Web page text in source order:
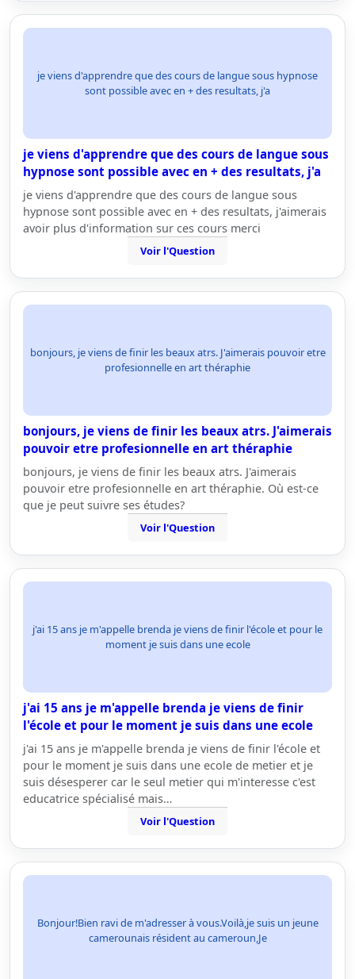
je viens d'apprendre que des cours de langue sous hypnose
sont possible avec en + des resultats, j'a
je viens d'apprendre que des cours de langue sous
hypnose sont possible avec en + des resultats, j'a
je viens d'apprendre que des cours de langue sous
hypnose sont possible avec en + des resultats, j'aimerais
avoir plus d'information sur ces cours merci
Voir l'Question
bonjours, je viens de finir les beaux atrs. J'aimerais pouvoir etre
profesionnelle en art théraphie
bonjours, je viens de finir les beaux atrs. J'aimerais
pouvoir etre profesionnelle en art théraphie
bonjours, je viens de finir les beaux atrs. J'aimerais
pouvoir etre profesionnelle en art théraphie. Où est-ce
que je peut suivre ses études?
Voir l'Question
j'ai 15 ans je m'appelle brenda je viens de finir l'école et pour le
moment je suis dans une ecole
j'ai 15 ans je m'appelle brenda je viens de finir
l'école et pour le moment je suis dans une ecole
j'ai 15 ans je m'appelle brenda je viens de finir l'école et
pour le moment je suis dans une ecole de metier et je
suis désesperer car le seul metier qui m'interesse c'est
educatrice spécialisé mais…
Voir l'Question
Bonjour!Bien ravi de m'adresser à vous.Voilà,je suis un jeune
camerounais résident au cameroun,Je